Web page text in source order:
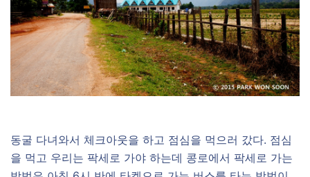
동굴 다녀와서 체크아웃을 하고 점심을 먹으러 갔다. 점심
을 먹고 우리는 팍세로 가야 하는데 콩로에서 팍세로 가는